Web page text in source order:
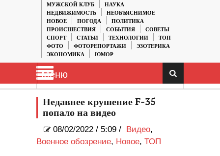
МУЖСКОЙ КЛУБ
НАУКА
НЕДВИЖИМОСТЬ
НЕОБЪЯСНИМОЕ
НОВОЕ
ПОГОДА
ПОЛИТИКА
ПРОИСШЕСТВИЯ
СОБЫТИЯ
СОВЕТЫ
СПОРТ
СТАТЬИ ТЕХНОЛОГИИ
ТОП
ФОТО
ФОТОРЕПОРТАЖИ
ЭЗОТЕРИКА
ЭКОНОМИКА
ЮМОР
Меню
Недавнее крушение F-35
попало на видео
08/02/2022 / 5:09 / Видео,
Военное обозрение, Новое, ТОП